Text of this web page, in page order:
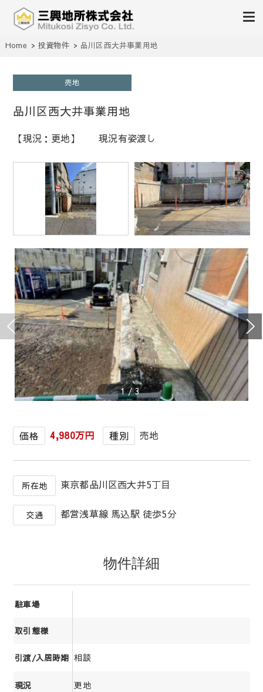
三興地所株式会社
不動産の売買、賃貸、仲介、管理
Home 投資物件 品川区西大井事業用地
売地
品川区西大井事業用地
【現況：更地】 現況有姿渡し
1/3
価格 4,980万円 種別 売地
所在地 東京都品川区西大井5丁目
交通 都営浅草線 馬込駅 徒歩5分
物件詳細
駐車場
取引態様
引渡/入居時期 相談
現況 更地